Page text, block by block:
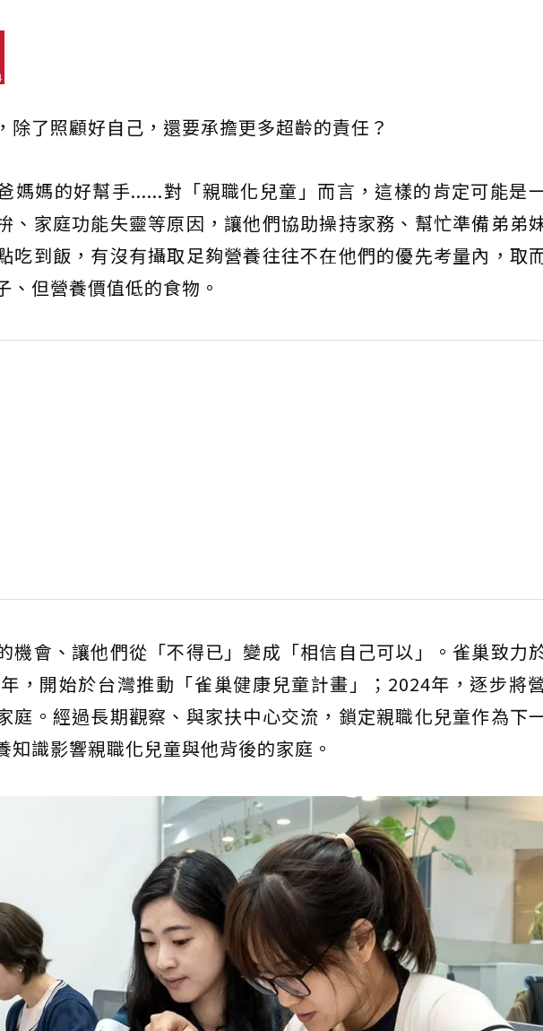
除了照顧好自己，還要承擔更多超齡的責任？
媽媽的好幫手......對「親職化兒童」而言，這樣的肯定可能是
、家庭功能失靈等原因，讓他們協助操持家務、幫忙準備弟弟
吃到飯，有沒有攝取足夠營養往往不在他們的優先考量內，取
、但營養價值低的食物。
機會、讓他們從「不得已」變成「相信自己可以」。雀巢致力
，開始於台灣推動「雀巢健康兒童計畫」；2024年，逐步將
庭。經過長期觀察、與家扶中心交流，鎖定親職化兒童作為下
知識影響親職化兒童與他背後的家庭。